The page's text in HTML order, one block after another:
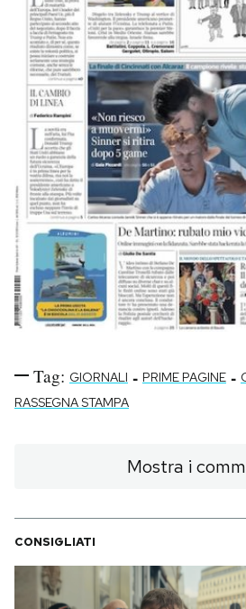
Tag: GIORNALI - PRIME PAGINE -
RASSEGNA STAMPA
Mostra i
CONSIGLIATI